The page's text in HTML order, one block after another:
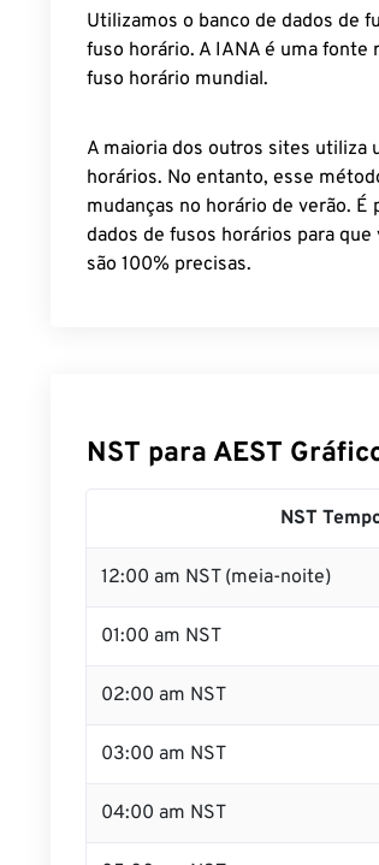
Utilizamos o banco de dados de
fuso horário. A IANA é uma fonte
fuso horário mundial.
A maioria dos outros sites utiliza
horários. No entanto, esse
mudanças no horário de verão.
dados de fusos horários para
são 100% precisas.
NST para AEST
NST
12:00 am NST (meia-noite)
01:00 am NST
02:00 am NST
03:00 am NST
04:00 am NST